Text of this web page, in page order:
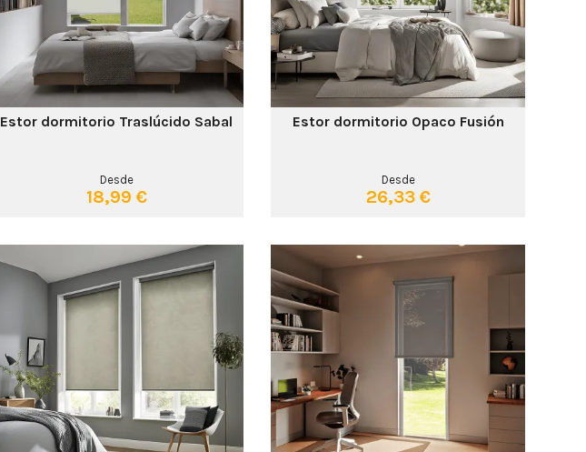
Estor dormitorio Traslúcido Sabal
Desde
18,99 €
Estor dormitorio Opaco Fusión
Desde
26,33 €